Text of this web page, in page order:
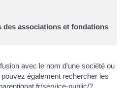
des associations et fondations
avec le nom d'une société ou
également rechercher les
service-public/?